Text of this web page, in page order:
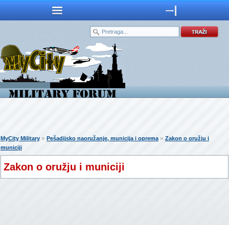
MyCity Military » Pešadijsko naoružanje, municija i oprema» Zakon o oružju i
municiji
Zakon o oružju i municiji